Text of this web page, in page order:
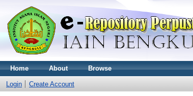
Home About Browse
Login Create Account